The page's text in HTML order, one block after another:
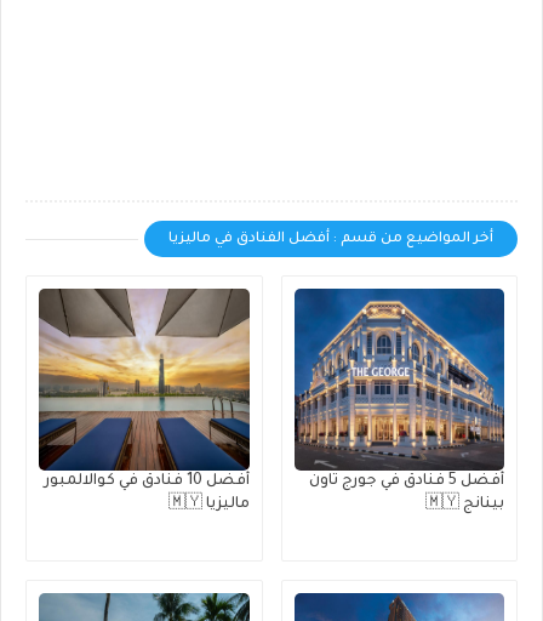
أخر المواضيع من قسم : أفضل الفنادق في ماليزيا
أفضل 5 فنادق في جورج تاون
بينانج 🇲🇾
أفضل 10 فنادق في كوالالمبور
ماليزيا 🇲🇾